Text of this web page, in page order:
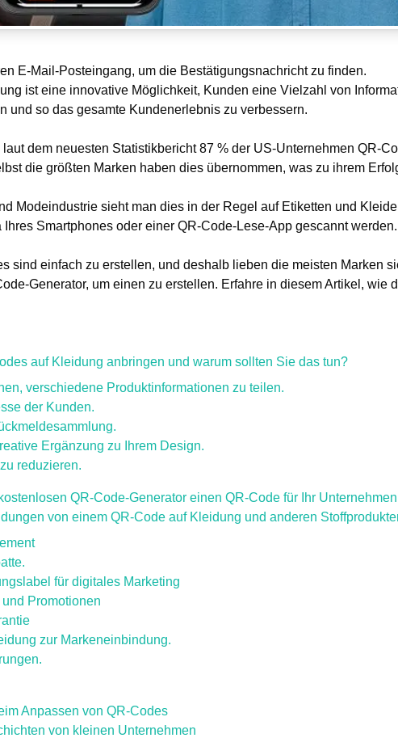
E-Mail-Posteingang, um die Bestätigungsnachricht zu finden.
ist eine innovative Möglichkeit, Kunden eine Vielzahl von
und so das gesamte Kundenerlebnis zu verbessern.
dem neuesten Statistikbericht 87 % der US-Unternehmen QR-
die größten Marken haben dies übernommen, was zu ihrem
Modeindustrie sieht man dies in der Regel auf Etiketten und
Ihres Smartphones oder einer QR-Code-Lese-App gescannt werden.
sind einfach zu erstellen, und deshalb lieben die meisten Marken
Generator, um einen zu erstellen. Erfahre in diesem Artikel, wie
auf Kleidung anbringen und warum sollten Sie das tun?
verschiedene Produktinformationen zu teilen.
der Kunden.
Ergänzung zu Ihrem Design.
reduzieren.
QR-Code-Generator einen QR-Code für Ihr
von einem QR-Code auf Kleidung und anderen
für digitales Marketing
Promotionen
zur Markeneinbindung.
Anpassen von QR-Codes
von kleinen Unternehmen